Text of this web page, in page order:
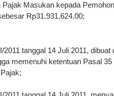
Masukan kepada
Rp31.931.624,00;
tanggal 14 Juli 2011,
memenuhi ketentuan Pasal